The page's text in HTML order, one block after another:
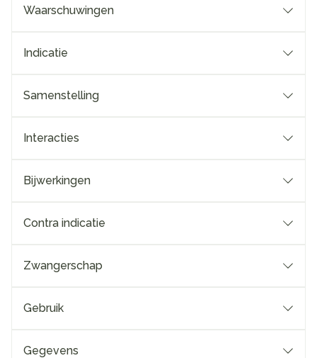
Waarschuwingen
Indicatie
Samenstelling
Interacties
Bijwerkingen
Contra indicatie
Zwangerschap
Gebruik
Gegevens